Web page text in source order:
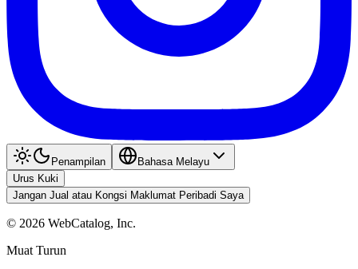
Penampilan
Bahasa Melayu
Urus Kuki
Jangan Jual atau Kongsi Maklumat Peribadi Saya
© 2026 WebCatalog, Inc.
Muat Turun